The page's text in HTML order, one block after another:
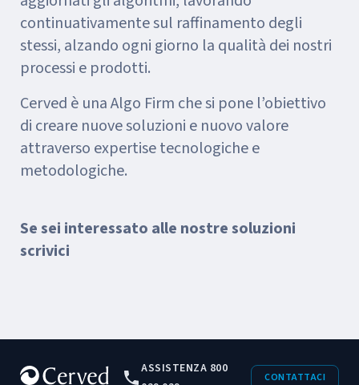
continuativamente sul raffinamento degli
stessi, alzando ogni giorno la qualità dei nostri
processi e prodotti.
Cerved è una Algo Firm che si pone l’obiettivo
di creare nuove soluzioni e nuovo valore
attraverso expertise tecnologiche e
metodologiche.
Se sei interessato alle nostre soluzioni
scrivici
ASSISTENZA 800
CONTATTACI